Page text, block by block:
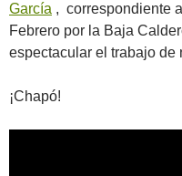
García , correspondiente
Febrero por la Baja
espectacular el trabajo de
¡Chapó!